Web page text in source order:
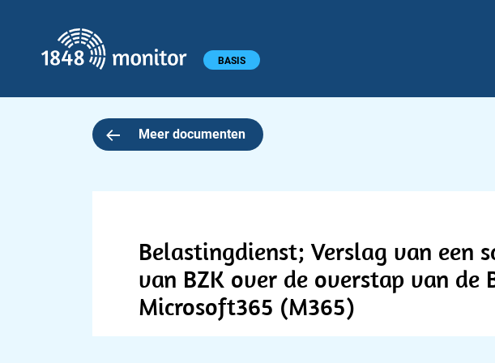
Hoofdmenu BASIS
Meer documenten
Belastingdienst; Verslag van een
van BZK over de overstap van de
Microsoft365 (M365)